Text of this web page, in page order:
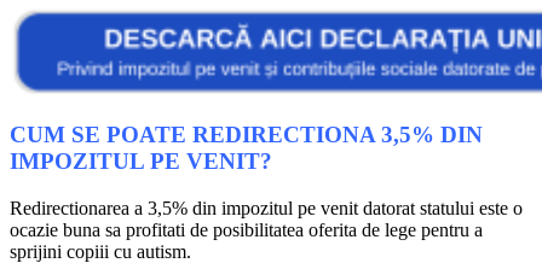
CUM SE POATE REDIRECTIONA 3,5% DIN
IMPOZITUL PE VENIT?
Redirectionarea a 3,5% din impozitul pe venit datorat statului este o
ocazie buna sa profitati de posibilitatea oferita de lege pentru a
sprijini copiii cu autism.